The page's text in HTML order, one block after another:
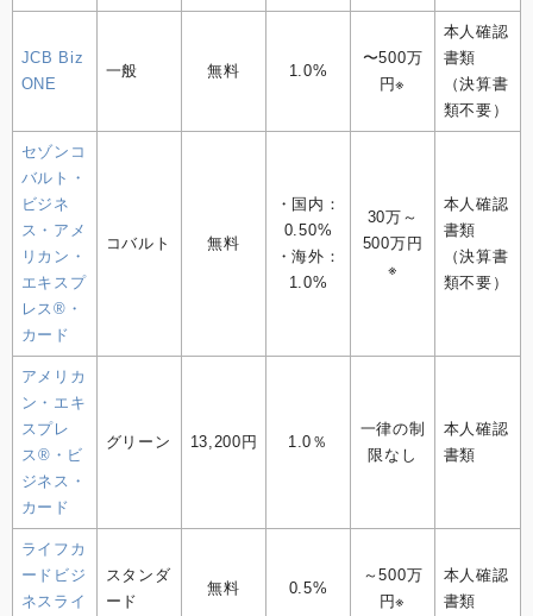
JCB Biz
ONE
一般 無料 1.0%
〜500万
円※
本人確認
書類
（決算書
類不要）
セゾンコ
バルト・
ビジネ
ス・アメ
リカン・
エキスプ
レス®・
カード
コバルト 無料
・国内：
0.50%
・海外：
1.0%
30万～
500万円
※
本人確認
書類
（決算書
類不要）
アメリカ
ン・エキ
スプレ
ス⁠®・ビ
ジネス・
カード
グリーン 13,200円 1.0％
一律の制
限なし
本人確認
書類
ライフカ
ードビジ
ネスライ
スタンダ
ード
無料 0.5%
～500万
円※
本人確認
書類